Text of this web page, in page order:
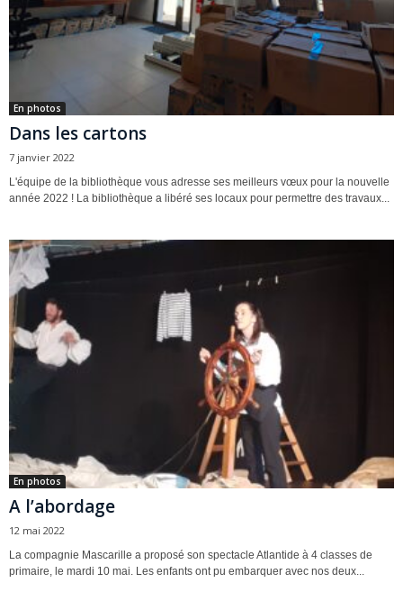
En photos
Dans les cartons
7 janvier 2022
L'équipe de la bibliothèque vous adresse ses meilleurs vœux pour la nouvelle
année 2022 ! La bibliothèque a libéré ses locaux pour permettre des travaux...
En photos
A l’abordage
12 mai 2022
La compagnie Mascarille a proposé son spectacle Atlantide à 4 classes de
primaire, le mardi 10 mai. Les enfants ont pu embarquer avec nos deux...